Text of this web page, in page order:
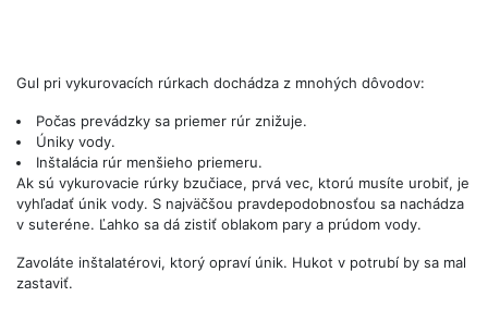
Gul pri vykurovacích rúrkach dochádza z mnohých dôvodov:
Počas prevádzky sa priemer rúr znižuje.
Úniky vody.
Inštalácia rúr menšieho priemeru.
Ak sú vykurovacie rúrky bzučiace, prvá vec, ktorú musíte urobiť, je
vyhľadať únik vody. S najväčšou pravdepodobnosťou sa nachádza
v suteréne. Ľahko sa dá zistiť oblakom pary a prúdom vody.
Zavoláte inštalatérovi, ktorý opraví únik. Hukot v potrubí by sa mal
zastaviť.